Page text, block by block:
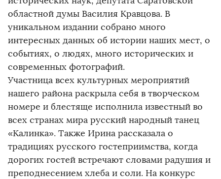
областной думы Василия Кравцова. В
уникальном издании собрано много
интересных данных об истории наших мест, о
событиях, о людях, много исторических и
современных фотографий.
Участница всех культурных мероприятий
нашего района раскрыла себя в творческом
номере и блестяще исполнила известный во
всех странах мира русский народный танец
«Калинка». Также Ирина рассказала о
традициях русского гостеприимства, когда
дорогих гостей встречают словами радушия и
преподнесением хлеба и соли. На конкурс